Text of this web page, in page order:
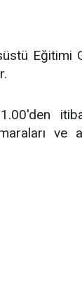
Eğitimi
ve